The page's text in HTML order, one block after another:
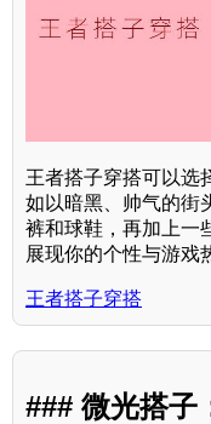
王者搭子穿搭可以选
如以暗黑、帅气的街
裤和球鞋，再加上一
展现你的个性与游戏
王者搭子穿搭
### 微光搭子